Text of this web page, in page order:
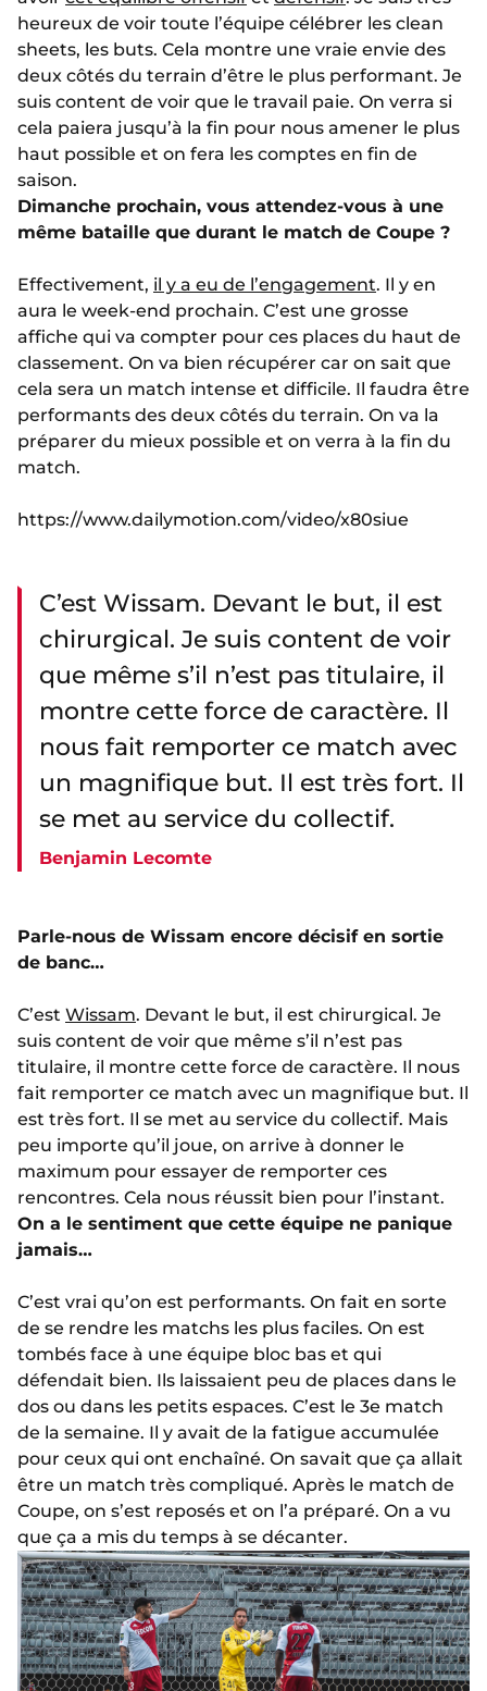
heureux de voir toute l’équipe célébrer les clean
sheets, les buts. Cela montre une vraie envie des
deux côtés du terrain d’être le plus performant. Je
suis content de voir que le travail paie. On verra si
cela paiera jusqu’à la fin pour nous amener le plus
haut possible et on fera les comptes en fin de
saison.
Dimanche prochain, vous attendez-vous à une
même bataille que durant le match de Coupe ?
Effectivement, il y a eu de l’engagement. Il y en
aura le week-end prochain. C’est une grosse
affiche qui va compter pour ces places du haut de
classement. On va bien récupérer car on sait que
cela sera un match intense et difficile. Il faudra être
performants des deux côtés du terrain. On va la
préparer du mieux possible et on verra à la fin du
match.
https://www.dailymotion.com/video/x80siue
C’est Wissam. Devant le but, il est
chirurgical. Je suis content de voir
que même s’il n’est pas titulaire, il
montre cette force de caractère. Il
nous fait remporter ce match avec
un magnifique but. Il est très fort. Il
se met au service du collectif.
Benjamin Lecomte
Parle-nous de Wissam encore décisif en sortie
de banc…
C’est Wissam. Devant le but, il est chirurgical. Je
suis content de voir que même s’il n’est pas
titulaire, il montre cette force de caractère. Il nous
fait remporter ce match avec un magnifique but. Il
est très fort. Il se met au service du collectif. Mais
peu importe qu’il joue, on arrive à donner le
maximum pour essayer de remporter ces
rencontres. Cela nous réussit bien pour l’instant.
On a le sentiment que cette équipe ne panique
jamais…
C’est vrai qu’on est performants. On fait en sorte
de se rendre les matchs les plus faciles. On est
tombés face à une équipe bloc bas et qui
défendait bien. Ils laissaient peu de places dans le
dos ou dans les petits espaces. C’est le 3e match
de la semaine. Il y avait de la fatigue accumulée
pour ceux qui ont enchaîné. On savait que ça allait
être un match très compliqué. Après le match de
Coupe, on s’est reposés et on l’a préparé. On a vu
que ça a mis du temps à se décanter.